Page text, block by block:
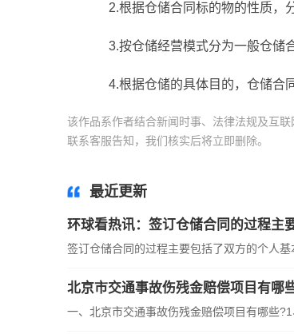
2.根据仓储合同标的物的性质，
3.按仓储经营模式分为一般仓储
4.根据仓储的具体目的，仓储合
该作品系作者结合新闻时事、法律法规及互
联系客服告知，我们核实后将立即删除。
最近更新
环球看热讯：签订仓储合同的过程主
签订仓储合同的过程主要包括了双方的个人基
北京市交通事故伤残金赔偿项目有哪
一、北京市交通事故伤残金赔偿项目有哪些?1